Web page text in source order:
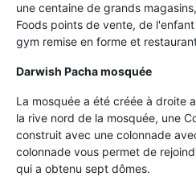
une centaine de grands
Foods points de vente, de
gym remise en forme et
Darwish Pacha mosquée
La mosquée a été créée à droite
la rive nord de la mosquée, une
construit avec une colonnade
colonnade vous permet de
qui a obtenu sept dômes.